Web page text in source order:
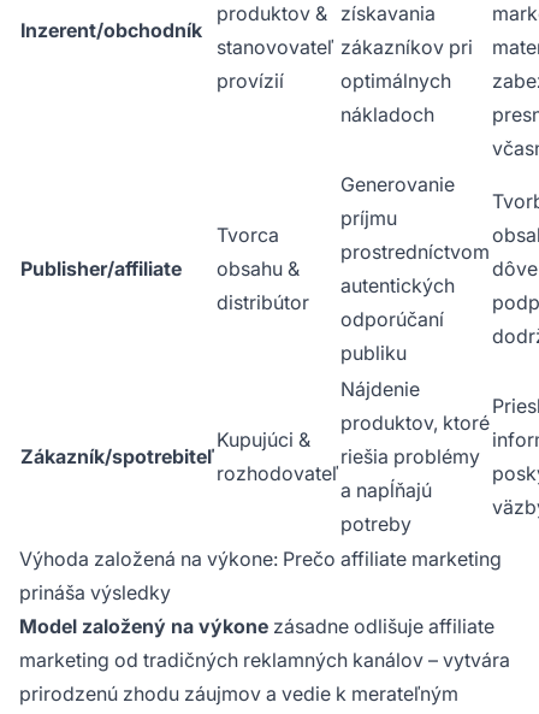
Inzerent/obchodník
produktov &
stanovovateľ
provízií
získavania
zákazníkov pri
optimálnych
nákladoch
Publisher/affiliate
Tvorca
obsahu &
distribútor
Generovanie
príjmu
prostredníctvom
autentických
odporúčaní
publiku
Zákazník/spotrebiteľ
Kupujúci &
rozhodovateľ
Nájdenie
produktov, ktoré
riešia problémy
a napĺňajú
potreby
Výhoda založená na výkone: Prečo affiliate marketing
prináša výsledky
Model založený na výkone zásadne odlišuje affiliate
marketing od tradičných reklamných kanálov – vytvára
prirodzenú zhodu záujmov a vedie k merateľným